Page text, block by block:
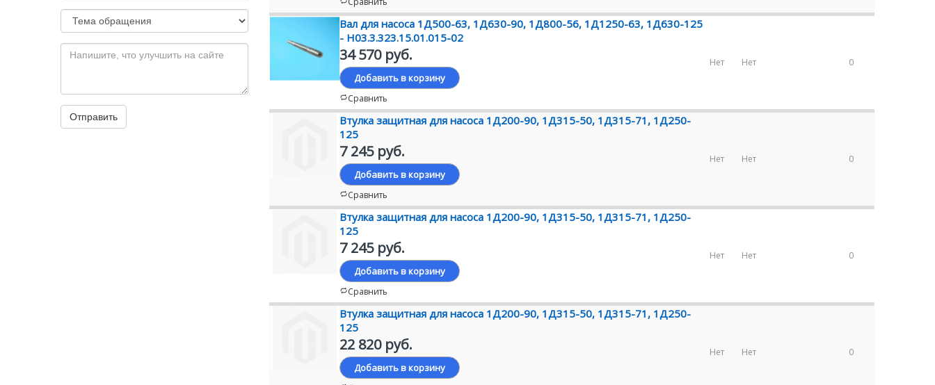
Вал для насоса 1Д500-63, 1Д630-90, 1Д800-56, 1Д1250-63, 1Д630-125
- Н03.3.323.15.01.015-02
34 570 руб.
Добавить в корзину
Сравнить
Нет Нет 0
Втулка защитная для насоса 1Д200-90, 1Д315-50, 1Д315-71, 1Д250-
125
7 245 руб.
Добавить в корзину
Сравнить
Нет Нет 0
Втулка защитная для насоса 1Д200-90, 1Д315-50, 1Д315-71, 1Д250-
125
7 245 руб.
Добавить в корзину
Сравнить
Нет Нет 0
Втулка защитная для насоса 1Д200-90, 1Д315-50, 1Д315-71, 1Д250-
125
22 820 руб.
Добавить в корзину
Нет Нет 0
Отправить